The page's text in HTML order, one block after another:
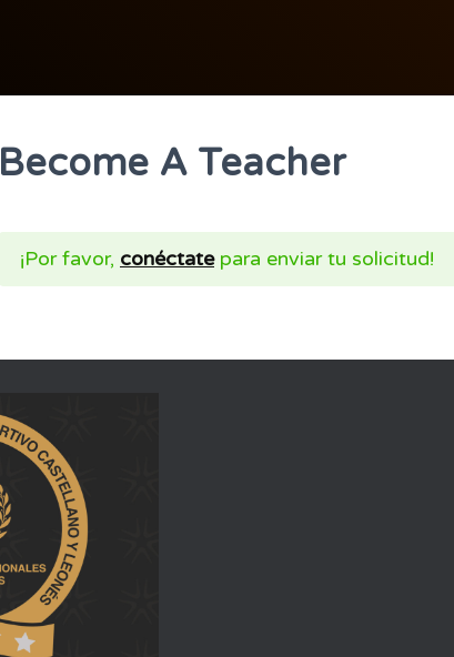
Become A Teacher
¡Por favor, conéctatepara enviar tu solicitud!